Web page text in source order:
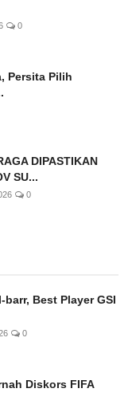
0
Persita Pilih
DIPASTIKAN
SU...
0
Best Player GSI
0
Diskors FIFA